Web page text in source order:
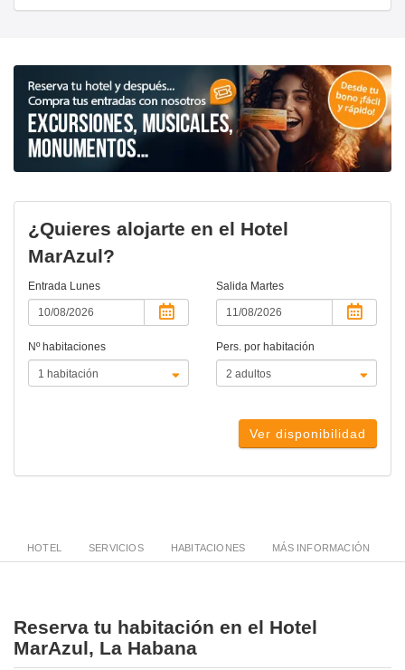
¿Quieres alojarte en el Hotel
MarAzul?
Entrada Lunes Salida Martes
Nº habitaciones Pers. por habitación
Ver disponibilidad
HOTEL SERVICIOS HABITACIONES MÁS INFORMACIÓN
Reserva tu habitación en el Hotel
MarAzul, La Habana